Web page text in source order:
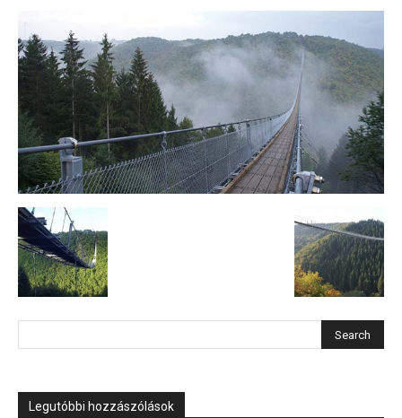
Legutóbbi hozzászólások